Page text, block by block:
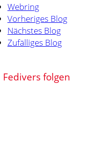
Webring
Vorheriges Blog
Nächstes Blog
Zufälliges Blog
folgen